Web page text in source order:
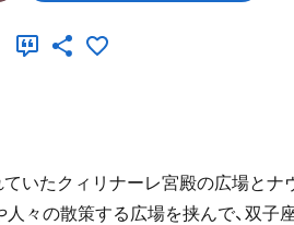
いたクィリナーレ宮殿の広場と
々の散策する広場を挟んで、双